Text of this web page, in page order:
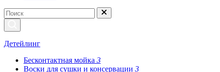
Детейлинг
Бесконтактная мойка 3
Воски для сушки и консервации 3